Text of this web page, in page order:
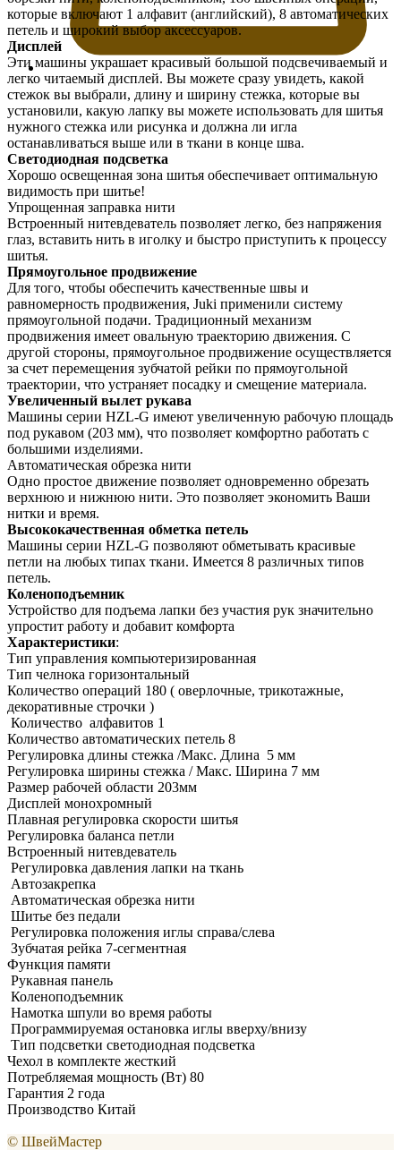
которые включают 1 алфавит (английский), 8 автоматических
петель и широкий выбор аксессуаров.
Дисплей
Эти машины украшает красивый большой подсвечиваемый и
легко читаемый дисплей. Вы можете сразу увидеть, какой
стежок вы выбрали, длину и ширину стежка, которые вы
установили, какую лапку вы можете использовать для шитья
нужного стежка или рисунка и должна ли игла
останавливаться выше или в ткани в конце шва.
Светодиодная подсветка
Хорошо освещенная зона шитья обеспечивает оптимальную
видимость при шитье!
Упрощенная заправка нити
Встроенный нитевдеватель позволяет легко, без напряжения
глаз, вставить нить в иголку и быстро приступить к процессу
шитья.
Прямоугольное продвижение
Для того, чтобы обеспечить качественные швы и
равномерность продвижения, Juki применили систему
прямоугольной подачи. Традиционный механизм
продвижения имеет овальную траекторию движения. С
другой стороны, прямоугольное продвижение осуществляется
за счет перемещения зубчатой рейки по прямоугольной
траектории, что устраняет посадку и смещение материала.
Увеличенный вылет рукава
Машины серии HZL-G имеют увеличенную рабочую площадь
под рукавом (203 мм), что позволяет комфортно работать с
большими изделиями.
Автоматическая обрезка нити
Одно простое движение позволяет одновременно обрезать
верхнюю и нижнюю нити. Это позволяет экономить Ваши
нитки и время.
Высококачественная обметка петель
Машины серии HZL-G позволяют обметывать красивые
петли на любых типах ткани. Имеется 8 различных типов
петель.
Коленоподъемник
Устройство для подъема лапки без участия рук значительно
упростит работу и добавит комфорта
Характеристики:
Тип управления компьютеризированная
Тип челнока горизонтальный
Количество операций 180 ( оверлочные, трикотажные,
декоративные строчки )
Количество алфавитов 1
Количество автоматических петель 8
Регулировка длины стежка /Макс. Длина 5 мм
Регулировка ширины стежка / Макс. Ширина 7 мм
Размер рабочей области 203мм
Дисплей монохромный
Плавная регулировка скорости шитья
Регулировка баланса петли
Встроенный нитевдеватель
Регулировка давления лапки на ткань
Автозакрепка
Автоматическая обрезка нити
Шитье без педали
Регулировка положения иглы справа/слева
Зубчатая рейка 7-сегментная
Функция памяти
Рукавная панель
Коленоподъемник
Намотка шпули во время работы
Программируемая остановка иглы вверху/внизу
Тип подсветки светодиодная подсветка
Чехол в комплекте жесткий
Потребляемая мощность (Вт) 80
Гарантия 2 года
Производство Китай
© ШвейМастер